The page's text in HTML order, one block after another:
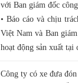
với Ban giám đốc
• Báo cáo và chịu
Việt Nam và Ban
hoạt động sản xuất tại
Công ty có xe đưa